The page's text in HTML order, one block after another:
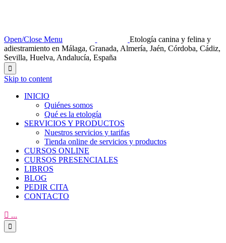
Open/Close Menu
Etología canina y felina y
adiestramiento en Málaga, Granada, Almería, Jaén, Córdoba, Cádiz,
Sevilla, Huelva, Andalucía, España

Skip to content
INICIO
Quiénes somos
Qué es la etología
SERVICIOS Y PRODUCTOS
Nuestros servicios y tarifas
Tienda online de servicios y productos
CURSOS ONLINE
CURSOS PRESENCIALES
LIBROS
BLOG
PEDIR CITA
CONTACTO
 ...
